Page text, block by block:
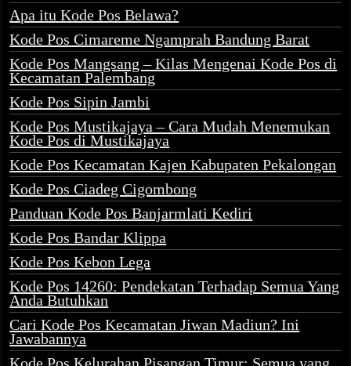
Apa itu Kode Pos Belawa?
Kode Pos Cimareme Ngamprah Bandung Barat
Kode Pos Mangsang – Kilas Mengenai Kode Pos di
Kecamatan Palembang
Kode Pos Sipin Jambi
Kode Pos Mustikajaya – Cara Mudah Menemukan
Kode Pos di Mustikajaya
Kode Pos Kecamatan Kajen Kabupaten Pekalongan
Kode Pos Ciadeg Cigombong
Panduan Kode Pos Banjarmlati Kediri
Kode Pos Bandar Klippa
Kode Pos Kebon Lega
Kode Pos 14260: Pendekatan Terhadap Semua Yang
Anda Butuhkan
Cari Kode Pos Kecamatan Jiwan Madiun? Ini
Jawabannya